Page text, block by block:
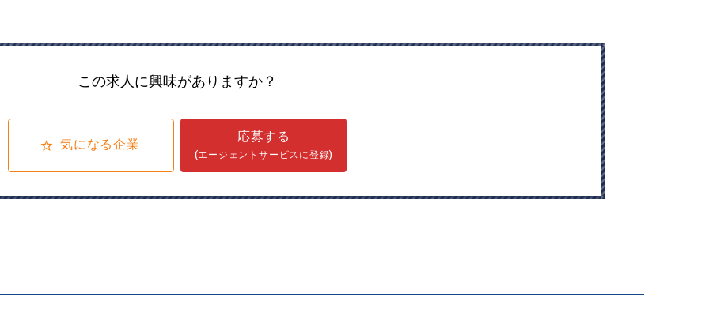
この求人に興味がありますか？
気になる企業
応募する
(エージェントサービスに登録)